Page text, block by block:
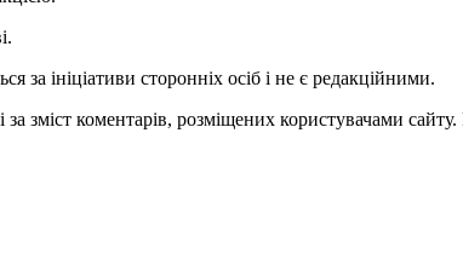
за ініціативи сторонніх осіб і не є редакційними.
зміст коментарів, розміщених користувачами